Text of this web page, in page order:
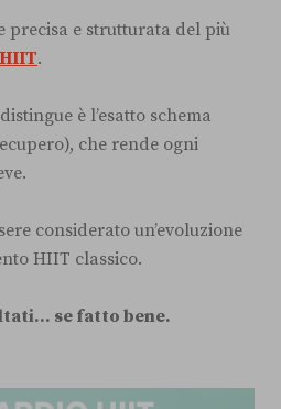
precisa e strutturata del più
.
è l’esatto schema
che rende ogni
considerato un’evoluzione
HIIT classico.
se fatto bene.